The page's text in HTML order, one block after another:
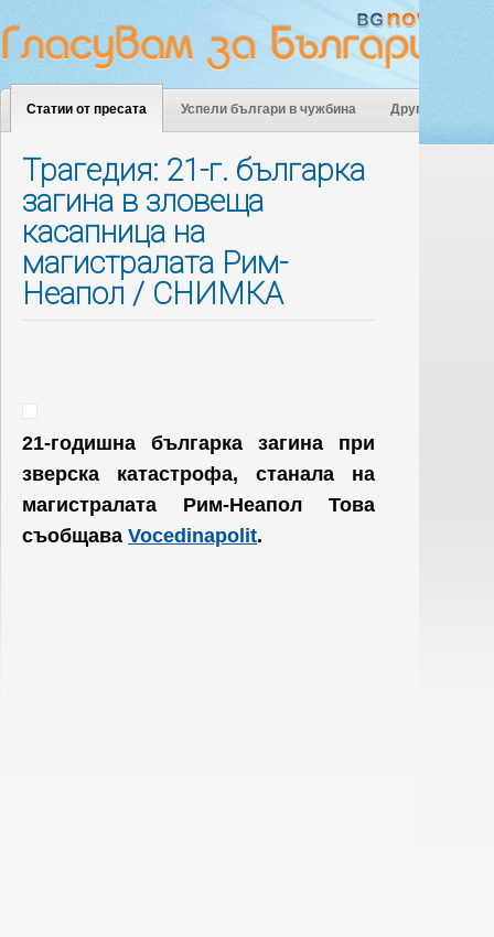
Статии от пресата Успели българи в чужбина Други
Трагедия: 21-г. българка
загина в зловеща
касапница на
магистралата Рим-
Неапол / СНИМКА
21-годишна българка загина при
зверска катастрофа, станала на
магистралата Рим-Неапол Това
съобщава Vocedinapolit.